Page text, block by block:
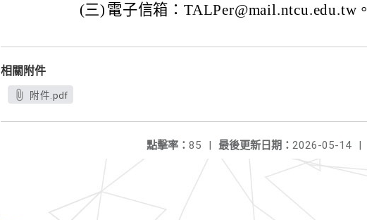
(三) 電子信箱：TALPer@mail.ntcu.edu.tw。
相關附件
附件.pdf
最後更新日期： 2026-05-14 |
點擊率： 85 |